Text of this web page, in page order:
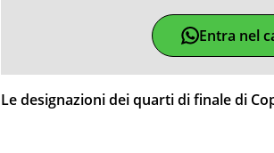
Entra nel
Le designazioni dei quarti di finale di